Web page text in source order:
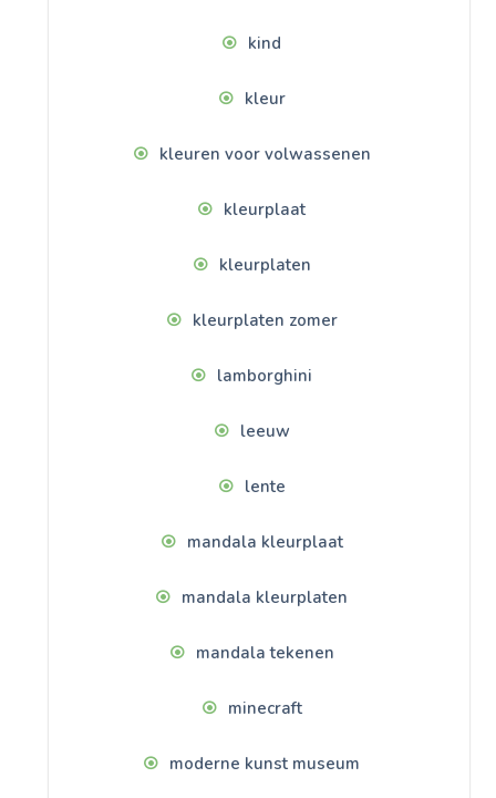
kind
kleur
kleuren voor volwassenen
kleurplaat
kleurplaten
kleurplaten zomer
lamborghini
leeuw
lente
mandala kleurplaat
mandala kleurplaten
mandala tekenen
minecraft
moderne kunst museum